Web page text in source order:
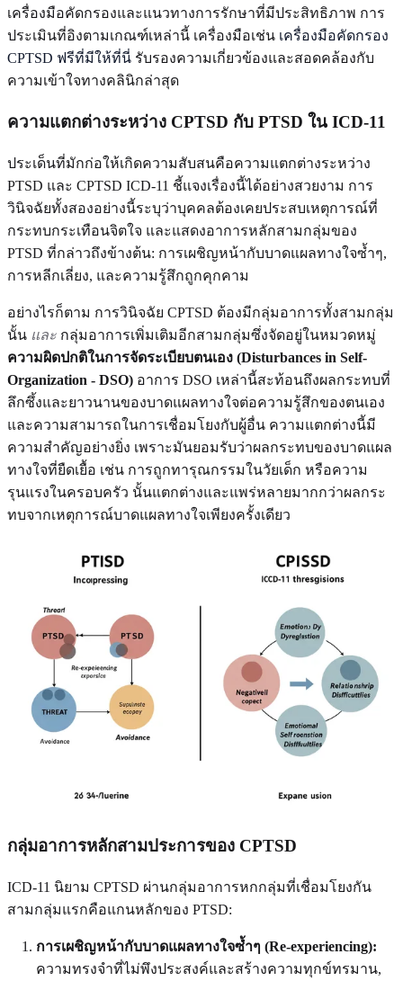
เครื่องมือคัดกรองและแนวทางการรักษาที่มีประสิทธิภาพ การ
ประเมินที่อิงตามเกณฑ์เหล่านี้ เครื่องมือเช่น เครื่องมือคัดกรอง
CPTSD ฟรีที่มีให้ที่นี่ รับรองความเกี่ยวข้องและสอดคล้องกับ
ความเข้าใจทางคลินิกล่าสุด
ความแตกต่างระหว่าง CPTSD กับ PTSD ใน ICD-11
ประเด็นที่มักก่อให้เกิดความสับสนคือความแตกต่างระหว่าง
PTSD และ CPTSD ICD-11 ชี้แจงเรื่องนี้ได้อย่างสวยงาม การ
วินิจฉัยทั้งสองอย่างนี้ระบุว่าบุคคลต้องเคยประสบเหตุการณ์ที่
กระทบกระเทือนจิตใจ และแสดงอาการหลักสามกลุ่มของ
PTSD ที่กล่าวถึงข้างต้น: การเผชิญหน้ากับบาดแผลทางใจซ้ำๆ,
การหลีกเลี่ยง, และความรู้สึกถูกคุกคาม
อย่างไรก็ตาม การวินิจฉัย CPTSD ต้องมีกลุ่มอาการทั้งสามกลุ่ม
นั้น และ กลุ่มอาการเพิ่มเติมอีกสามกลุ่มซึ่งจัดอยู่ในหมวดหมู่
ความผิดปกติในการจัดระเบียบตนเอง (Disturbances in Self-
Organization - DSO) อาการ DSO เหล่านี้สะท้อนถึงผลกระทบที่
ลึกซึ้งและยาวนานของบาดแผลทางใจต่อความรู้สึกของตนเอง
และความสามารถในการเชื่อมโยงกับผู้อื่น ความแตกต่างนี้มี
ความสำคัญอย่างยิ่ง เพราะมันยอมรับว่าผลกระทบของบาดแผล
ทางใจที่ยืดเยื้อ เช่น การถูกทารุณกรรมในวัยเด็ก หรือความ
รุนแรงในครอบครัว นั้นแตกต่างและแพร่หลายมากกว่าผลกระ
ทบจากเหตุการณ์บาดแผลทางใจเพียงครั้งเดียว
กลุ่มอาการหลักสามประการของ CPTSD
ICD-11 นิยาม CPTSD ผ่านกลุ่มอาการหกกลุ่มที่เชื่อมโยงกัน
สามกลุ่มแรกคือแกนหลักของ PTSD:
การเผชิญหน้ากับบาดแผลทางใจซ้ำๆ (Re-experiencing):
ความทรงจำที่ไม่พึงประสงค์และสร้างความทุกข์ทรมาน,